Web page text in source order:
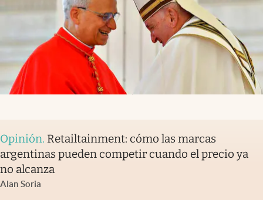
Opinión. Retailtainment: cómo las marcas
argentinas pueden competir cuando el precio ya
no alcanza
Alan Soria